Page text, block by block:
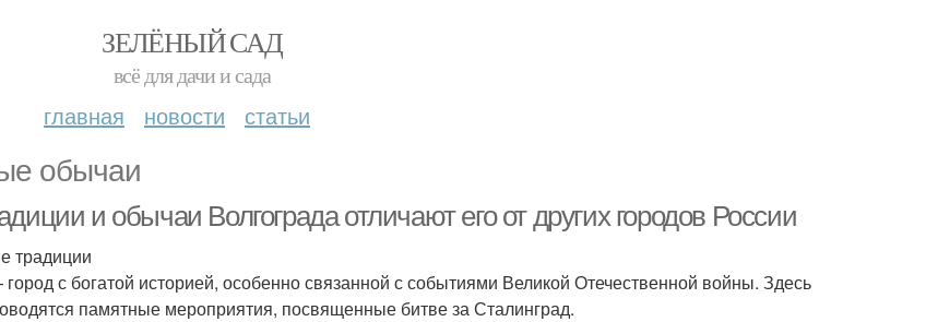
ЗЕЛЁНЫЙ САД
всё для дачи и сада
главная новости статьи
обычаи
и обычаи Волгограда отличают его от других городов России
традиции
с богатой историей, особенно связанной с событиями Великой Отечественной войны. Здесь
памятные мероприятия, посвященные битве за Сталинград.